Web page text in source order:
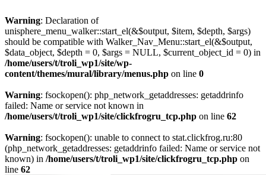
Warning: Declaration of
unisphere_menu_walker::start_el(&$output, $item, $depth, $args)
should be compatible with Walker_Nav_Menu::start_el(&$output,
$data_object, $depth = 0, $args = NULL, $current_object_id = 0) in
/home/users/t/troli_wp1/site/wp-
content/themes/mural/library/menus.php on line 0
Warning: fsockopen(): php_network_getaddresses: getaddrinfo
failed: Name or service not known in
/home/users/t/troli_wp1/site/clickfrogru_tcp.php on line 62
Warning: fsockopen(): unable to connect to stat.clickfrog.ru:80
(php_network_getaddresses: getaddrinfo failed: Name or service not
known) in /home/users/t/troli_wp1/site/clickfrogru_tcp.php on
line 62